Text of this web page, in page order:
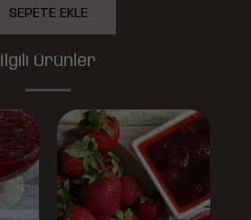
SEPETE EKLE
İlgili Ürünler